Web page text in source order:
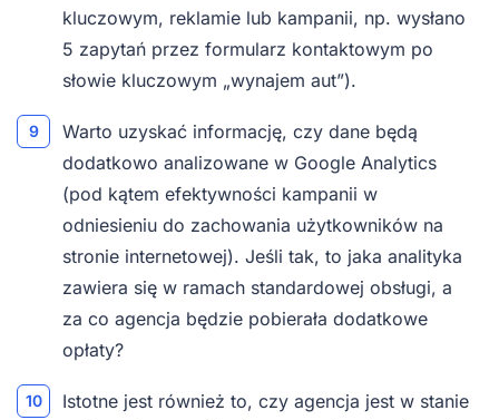
kluczowym, reklamie lub kampanii, np. wysłano
5 zapytań przez formularz kontaktowym po
słowie kluczowym „wynajem aut”).
Warto uzyskać informację, czy dane będą
dodatkowo analizowane w Google Analytics
(pod kątem efektywności kampanii w
odniesieniu do zachowania użytkowników na
stronie internetowej). Jeśli tak, to jaka analityka
zawiera się w ramach standardowej obsługi, a
za co agencja będzie pobierała dodatkowe
opłaty?
Istotne jest również to, czy agencja jest w stanie